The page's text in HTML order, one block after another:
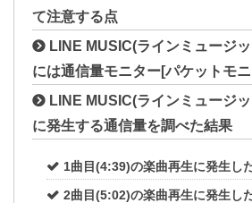
て注意する点
LINE MUSIC(ラインミュージ
には通信量モニター[パケットモ
LINE MUSIC(ラインミュージ
に発生する通信量を調べた結果
1曲目(4:39)の楽曲再生に発生し
2曲目(5:02)の楽曲再生に発生し